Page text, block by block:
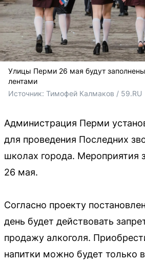
Улицы Перми 26 мая будут
лентами
Источник: Тимофей Калмаков / 59.RU
Администрация Перми
для проведения Последних
школах города. Мероприятия
26 мая.
Согласно проекту
день будет действовать
продажу алкоголя.
напитки можно будет только